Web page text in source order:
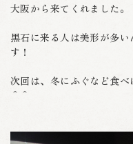
大阪から来てくれまし
黒石に来る人は美形が多
す！
次回は、冬にふぐなど食
＾＾